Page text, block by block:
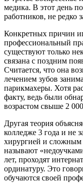
медика. В этот день
работников, не редко
Конкретных причин
профессиональный
существуют только
связана с поздним
Считается, что она
лечением зубов
парикмахеры. Хотя
факту, ведь были
возрастом свыше 2
Другая теория
колледже 3 года и не
хирургией и сложным
называют
лет, проходят
ординатуру. Это
обучаются своей